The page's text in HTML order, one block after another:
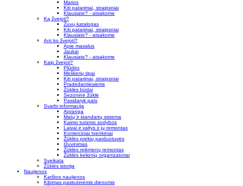
Marios
Kiti patarimai, straipsniai
Klausiate? - atsakome
Ką žvejoti?
Žuvų katalogas
Kiti patarimai, straipsniai
Klausiate? - atsakome
Ant ko žvejoti?
Apie masalus
Jaukai
Klausiate? - atsakome
Kaip žvejoti?
Plūdės
Meškerių tipai
Kiti patarimai, straipsniai
Pradedantiesiems
Žūklės būdai
Sezoninė žūklė
Pasidaryk pats
Svarbi informacija
Apranga
Matų ir standartų sistema
Kaimo turizmo sodybos
Laivai ir valtys ir jų remontas
Komerciniai tvenkiniai
Žūklės prekių parduotuvės
Įžuvinimas
Žūklės reikmenų remontas
Žūklės kelionių organizatoriai
Sveikata
Žūklės istorija
Naujienos
Karštos naujienos
Kibimas paskutinėmis dienomis